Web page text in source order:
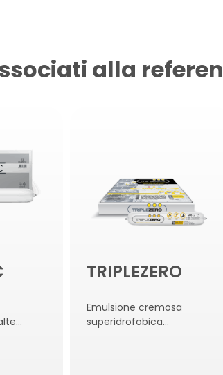
alla
TRIPLEZERO
Emulsione cremosa
superidrofobica